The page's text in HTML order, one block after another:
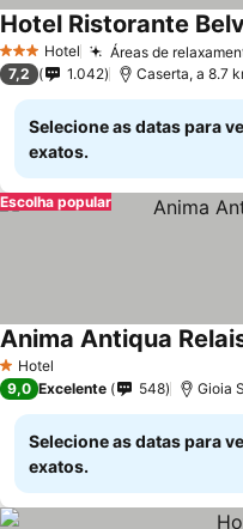
3 EstrelasHotel Áreas de
Hotel Ristorante
7,2 1.042 Caserta, a 8.7
Selecione as datas para
exatos.
Escolha popular
1 Estrelas
Hotel
Anima Antiqua
9,0 Excelente 548 Gioia
Selecione as datas para
exatos.